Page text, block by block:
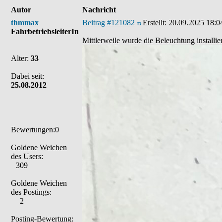
Autor
Nachricht
thmmax
FahrbetriebsleiterIn
Alter: 33
Dabei seit:
25.08.2012
Bewertungen:0
Goldene Weichen
des Users:
309
Goldene Weichen
des Postings:
2
Posting-Bewertung:
Beitrag #121082 Erstellt: 20.09.2025
Mittlerweile wurde die Beleuchtung